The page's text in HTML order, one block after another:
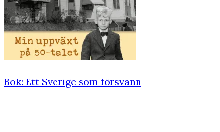
Bok: Ett Sverige som försvann